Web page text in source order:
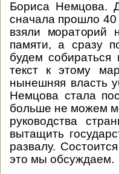
Бориса Немцова.
сначала прошло 40
взяли мораторий
памяти, а сразу
будем
текст к этому
нынешняя власть
Немцова стала
больше не можем
руководства
вытащить
развалу.
это мы обсуждаем.